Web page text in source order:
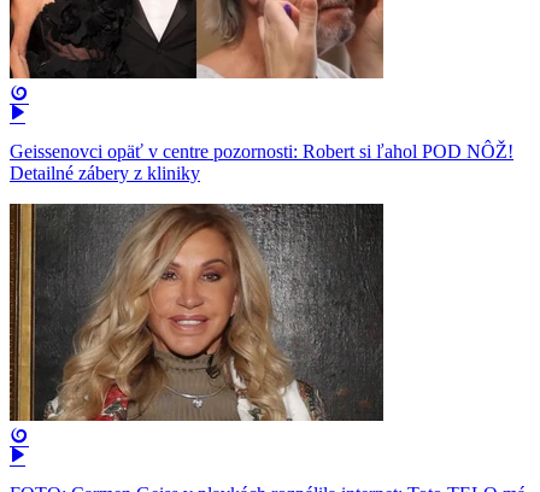
Geissenovci opäť v centre pozornosti: Robert si ľahol POD NÔŽ!
Detailné zábery z kliniky